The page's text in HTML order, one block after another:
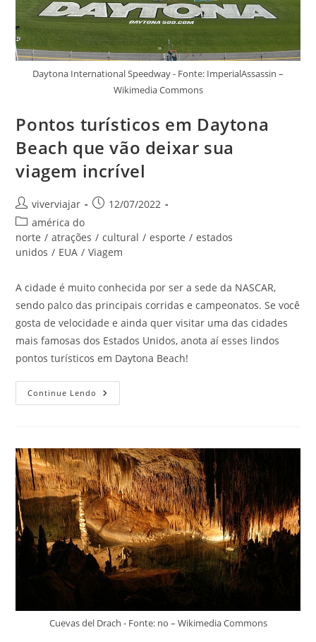
Daytona International Speedway - Fonte: ImperialAssassin –
Wikimedia Commons
Pontos turísticos em Daytona
Beach que vão deixar sua
viagem incrível
Autor
do
post:
viverviajar
Post12/07/2022
Categoria
do
post:
américa do
norte / atrações / cultural / esporte / estados
unidos / EUA / Viagem
A cidade é muito conhecida por ser a sede da NASCAR,
sendo palco das principais corridas e campeonatos. Se você
gosta de velocidade e ainda quer visitar uma das cidades
mais famosas dos Estados Unidos, anota aí esses lindos
pontos turísticos em Daytona Beach!
Continue Lendo Pontos
Turísticos
Vão
Deixar
Sua
Viagem
Incrível
Cuevas del Drach - Fonte: no – Wikimedia Commons